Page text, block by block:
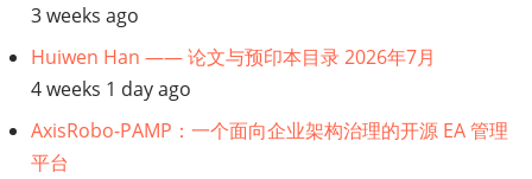
3 weeks ago
Huiwen Han —— 论文与预印本目录 2026年7月
4 weeks 1 day ago
AxisRobo-PAMP：一个面向企业架构治理的开源 EA 管理
平台